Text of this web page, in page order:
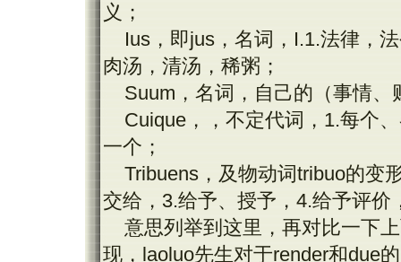
义；
Ius ，即jus ，名词， I.1.法律，
肉汤，清汤，稀粥；
Suum ，名词，自己的（事情
Cuique ，，不定代词， 1.每个
一个；
Tribuens ，及物动词tribuo的变
交给， 3.给予、授予， 4.给予评价
意思列举到这里，再对比一下
现， laoluo先生对于render和due